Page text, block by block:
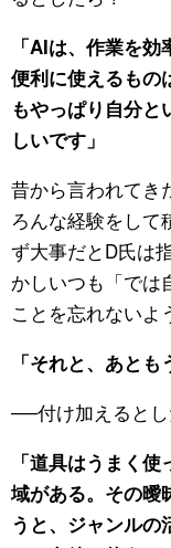
「AIは、作業を
便利に使えるもの
もやっぱり自分
しいです」
昔から言われてき
ろんな経験をして
ず大事だとD氏は
かしいつも「では
ことを忘れないよ
「それと、あと
──付け加えるとし
「道具はうまく
域がある。その曖
うと、ジャンルの